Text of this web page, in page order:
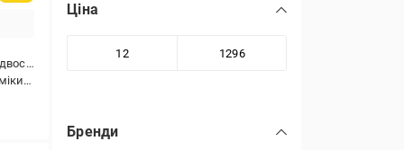
дерева,для гладких поверхонь
Ціна
Бренди